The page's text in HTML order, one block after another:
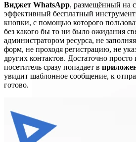
Виджет WhatsApp, размещённый на
эффективный бесплатный
кнопки, с помощью которого
без какого бы то ни было ожидания
администратором ресурса, не
форм, не проходя регистрацию, не
других контактов. Достаточно просто
посетитель сразу попадает в
увидит шаблонное сообщение, к
готово.